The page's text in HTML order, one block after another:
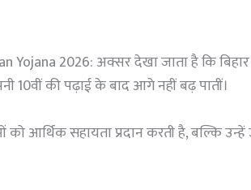
Yojana 2026: अक्सर देखा जाता है कि
10वीं की पढ़ाई के बाद आगे नहीं बढ़ पातीं।
आर्थिक सहायता प्रदान करती है, बल्कि उन्हें